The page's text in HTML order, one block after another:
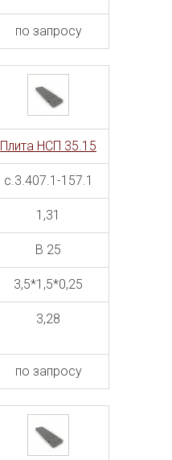
по запросу
Плита НСП 35.15
с.3.407.1-157.1
1,31
В 25
3,5*1,5*0,25
3,28
по запросу